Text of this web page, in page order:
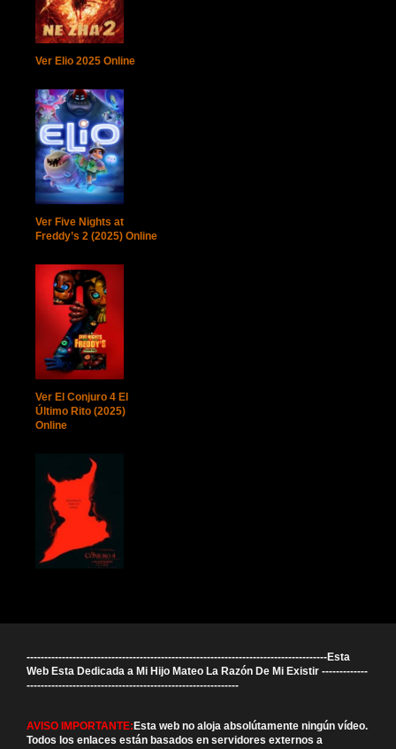
Ver Elio 2025 Online
Ver Five Nights at
Freddy’s 2 (2025) Online
Ver El Conjuro 4 El
Último Rito (2025)
Online
-------------------------------------------------------------------------------------Esta
Web Esta Dedicada a Mi Hijo Mateo La Razón De Mi Existir -------------
------------------------------------------------------------
AVISO IMPORTANTE:Esta web no aloja absolútamente ningún vídeo.
Todos los enlaces están basados en servidores externos a